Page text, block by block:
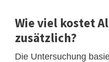
Wie viel kostet
zusätzlich?
Die Untersuchung